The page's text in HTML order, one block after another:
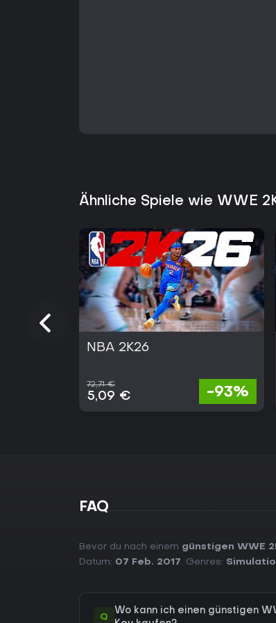
Ähnliche Spiele wie WWE
NBA 2K26
72,71 €
5,09 € -93%
FAQ
Bevor du nach einem günstigen WWE
Datum: 07 Feb. 2017. Genres:
Q
Wo kann ich einen günstigen